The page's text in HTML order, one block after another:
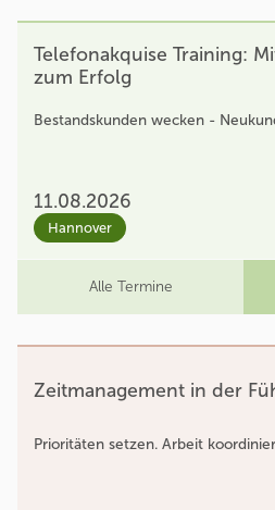
Telefonakquise Training:
zum Erfolg
Bestandskunden wecken -
11.08.2026
Hannover
Alle Termine
Zeitmanagement in der
Prioritäten setzen. Arbeit